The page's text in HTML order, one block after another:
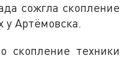
сожгла скопление
у Артёмовска.
скопление техники